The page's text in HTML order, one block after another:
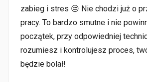
zabieg i stres 😔 Nie chodzi już o
pracy. To bardzo smutne i nie
początek, przy odpowiedniej
rozumiesz i kontrolujesz proces,
będzie bolał!